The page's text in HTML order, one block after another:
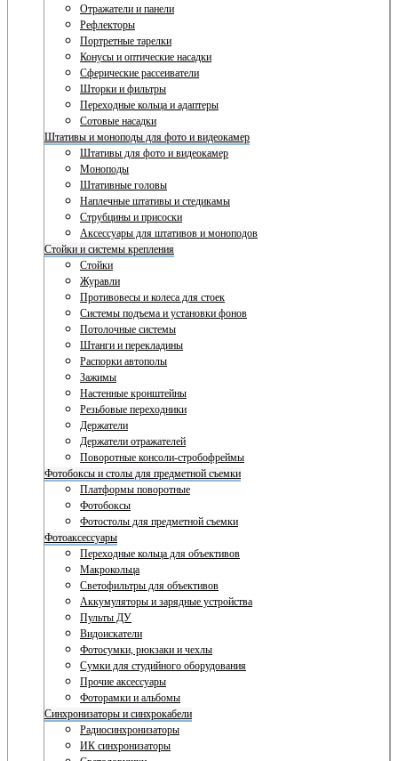
Отражатели и панели
Рефлекторы
Портретные тарелки
Конусы и оптические насадки
Сферические рассеиватели
Шторки и фильтры
Переходные кольца и адаптеры
Сотовые насадки
Штативы и моноподы для фото и видеокамер
Штативы для фото и видеокамер
Моноподы
Штативные головы
Наплечные штативы и стедикамы
Струбцины и присоски
Аксессуары для штативов и моноподов
Стойки и системы крепления
Стойки
Журавли
Противовесы и колеса для стоек
Системы подъема и установки фонов
Потолочные системы
Штанги и перекладины
Распорки автополы
Зажимы
Настенные кронштейны
Резьбовые переходники
Держатели
Держатели отражателей
Поворотные консоли-стробофреймы
Фотобоксы и столы для предметной съемки
Платформы поворотные
Фотобоксы
Фотостолы для предметной съемки
Фотоаксессуары
Переходные кольца для объективов
Макрокольца
Светофильтры для объективов
Аккумуляторы и зарядные устройства
Пульты ДУ
Видоискатели
Фотосумки, рюкзаки и чехлы
Сумки для студийного оборудования
Прочие аксессуары
Фоторамки и альбомы
Синхронизаторы и синхрокабели
Радиосинхронизаторы
ИК синхронизаторы